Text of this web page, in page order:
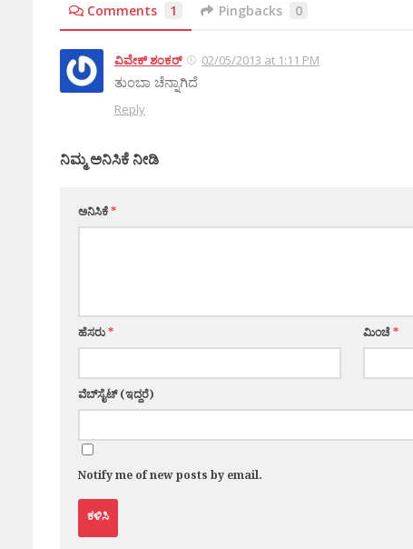
Comments 1 Pingbacks 0
ವಿವೇಕ್ ಶಂಕರ್ 02/05/2013 at 1:11 PM
ತುಂಬಾ ಚೆನ್ನಾಗಿದೆ
Reply
ನಿಮ್ಮ ಅನಿಸಿಕೆ ನೀಡಿ
ಅನಿಸಿಕೆ*
ಹೆಸರು* ಮಿಂಚೆ*
ವೆಬ್‌ಸೈಟ್ (ಇದ್ದರೆ)
Notify me of new posts by email.